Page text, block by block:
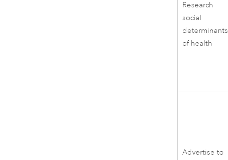
Research
social
determinants
of health
Advertise to